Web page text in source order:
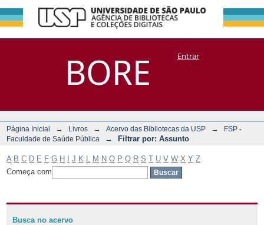
BORE
Filtrar por:
Assunto
DSpace/Manakin + CoriscoEntrar
Página Inicial → Livros → Acervo das Bibliotecas da USP →
FSP -
Faculdade de Saúde Pública
→ Filtrar por: Assunto
A B C D E F G H J K M N O P Q R S T U V W X Y Z
Começa com
Busca no acervo